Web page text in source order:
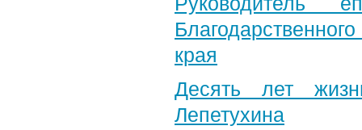
края
Десять лет
Лепетухина